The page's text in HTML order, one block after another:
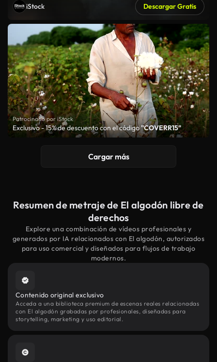
iStock Descargar Gratis
Patrocinado por iStock
Exclusivo - 15% de descuento con el código"COVERR15"
Cargar más
Resumen de metraje de El algodón libre de
derechos
Explore una combinación de vídeos profesionales y
generados por IA relacionados con El algodón, autorizados
para uso comercial y diseñados para flujos de trabajo
modernos.
Contenido original exclusivo
Acceda a una biblioteca premium de escenas reales relacionadas
con El algodón grabadas por profesionales, diseñadas para
storytelling, marketing y uso editorial.